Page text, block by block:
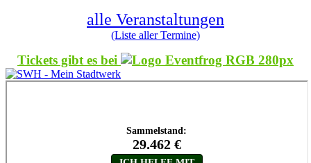
alle Veranstaltungen
(Liste aller Termine)
Tickets gibt es bei